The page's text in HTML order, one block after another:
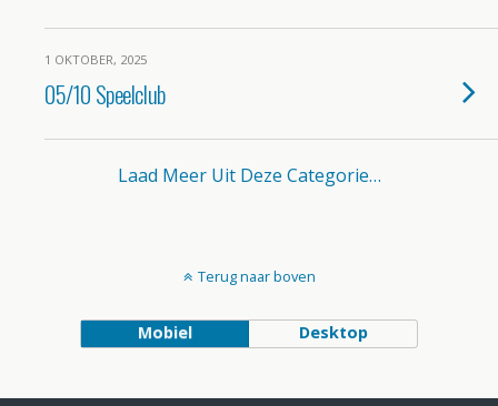
1 OKTOBER, 2025
05/10 Speelclub
Laad Meer Uit Deze Categorie…
Terug naar boven
Mobiel Desktop